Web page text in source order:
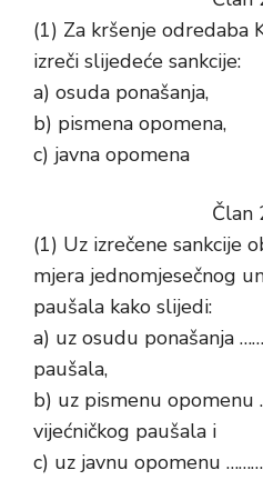
(1) Za kršenje odredaba
izreči slijedeće sankcije:
a) osuda ponašanja,
b) pismena opomena,
c) javna opomena
Član
(1) Uz izrečene sankcije
mjera jednomjesečnog
paušala kako slijedi:
a) uz osudu ponašanja
paušala,
b) uz pismenu
vijećničkog paušala i
c) uz javnu opomenu